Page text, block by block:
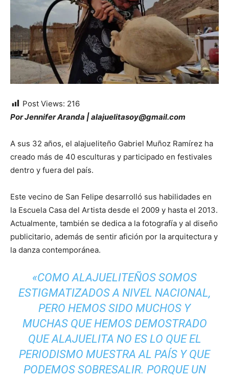
Post Views: 216
Por Jennifer Aranda | alajuelitasoy@gmail.com
A sus 32 años, el alajueliteño Gabriel Muñoz Ramírez ha
creado más de 40 esculturas y participado en festivales
dentro y fuera del país.
Este vecino de San Felipe desarrolló sus habilidades en
la Escuela Casa del Artista desde el 2009 y hasta el 2013.
Actualmente, también se dedica a la fotografía y al diseño
publicitario, además de sentir afición por la arquitectura y
la danza contemporánea.
«COMO ALAJUELITEÑOS SOMOS
ESTIGMATIZADOS A NIVEL NACIONAL,
PERO HEMOS SIDO MUCHOS Y
MUCHAS QUE HEMOS DEMOSTRADO
QUE ALAJUELITA NO ES LO QUE EL
PERIODISMO MUESTRA AL PAÍS Y QUE
PODEMOS SOBRESALIR. PORQUE UN